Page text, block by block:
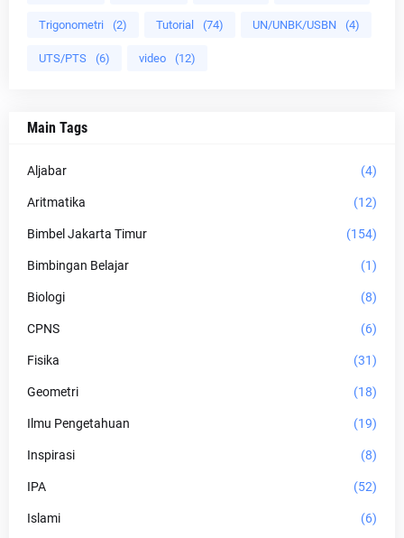
Trigonometri (2) Tutorial (74) UN/UNBK/USBN (4)
UTS/PTS (6) video (12)
Main Tags
Aljabar (4)
Aritmatika (12)
Bimbel Jakarta Timur (154)
Bimbingan Belajar (1)
Biologi (8)
CPNS (6)
Fisika (31)
Geometri (18)
Ilmu Pengetahuan (19)
Inspirasi (8)
IPA (52)
Islami (6)